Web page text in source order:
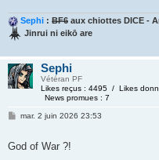
Sephi : BF6 aux chiottes DICE -
Jinrui ni eikō are
Sephi
Vétéran PF
Likes reçus : 4495 / Likes
News promues : 7
mar. 2 juin 2026 23:53
God of War ?!